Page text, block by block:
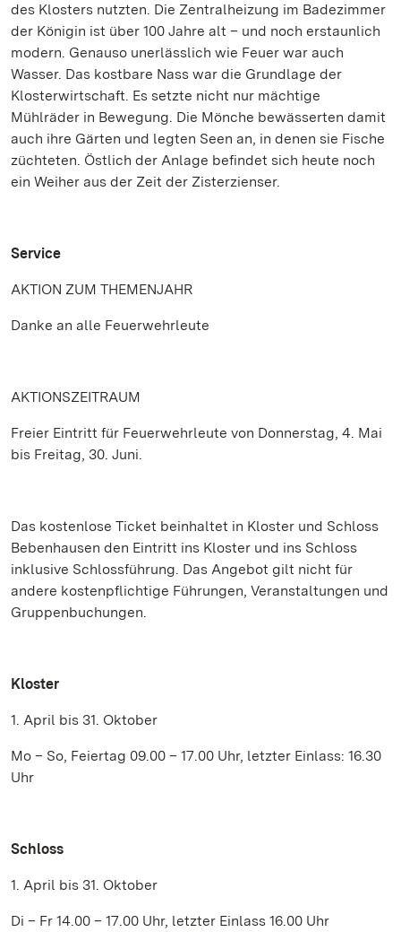
des Klosters nutzten. Die Zentralheizung im Badezimmer
der Königin ist über 100 Jahre alt – und noch erstaunlich
modern. Genauso unerlässlich wie Feuer war auch
Wasser. Das kostbare Nass war die Grundlage der
Klosterwirtschaft. Es setzte nicht nur mächtige
Mühlräder in Bewegung. Die Mönche bewässerten damit
auch ihre Gärten und legten Seen an, in denen sie Fische
züchteten. Östlich der Anlage befindet sich heute noch
ein Weiher aus der Zeit der Zisterzienser.
Service
AKTION ZUM THEMENJAHR
Danke an alle Feuerwehrleute
AKTIONSZEITRAUM
Freier Eintritt für Feuerwehrleute von Donnerstag, 4. Mai
bis Freitag, 30. Juni.
Das kostenlose Ticket beinhaltet in Kloster und Schloss
Bebenhausen den Eintritt ins Kloster und ins Schloss
inklusive Schlossführung. Das Angebot gilt nicht für
andere kostenpflichtige Führungen, Veranstaltungen und
Gruppenbuchungen.
Kloster
1. April bis 31. Oktober
Mo – So, Feiertag 09.00 – 17.00 Uhr, letzter Einlass: 16.30
Uhr
Schloss
1. April bis 31. Oktober
Di – Fr 14.00 – 17.00 Uhr, letzter Einlass 16.00 Uhr